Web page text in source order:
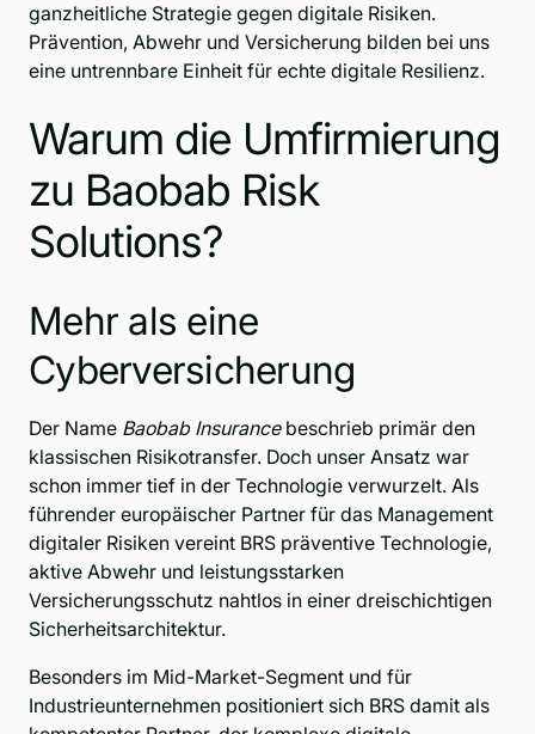
ganzheitliche Strategie gegen digitale Risiken.
Prävention, Abwehr und Versicherung bilden bei uns
eine untrennbare Einheit für echte digitale Resilienz.
Warum die Umfirmierung
zu Baobab Risk
Solutions?
Mehr als eine
Cyberversicherung
Der Name Baobab Insurancebeschrieb primär den
klassischen Risikotransfer. Doch unser Ansatz war
schon immer tief in der Technologie verwurzelt. Als
führender europäischer Partner für das Management
digitaler Risiken vereint BRS präventive Technologie,
aktive Abwehr und leistungsstarken
Versicherungsschutz nahtlos in einer dreischichtigen
Sicherheitsarchitektur.
Besonders im Mid-Market-Segment und für
Industrieunternehmen positioniert sich BRS damit als